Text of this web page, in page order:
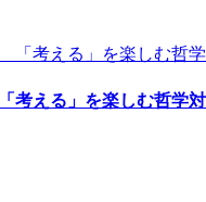
考える」を楽しむ哲学